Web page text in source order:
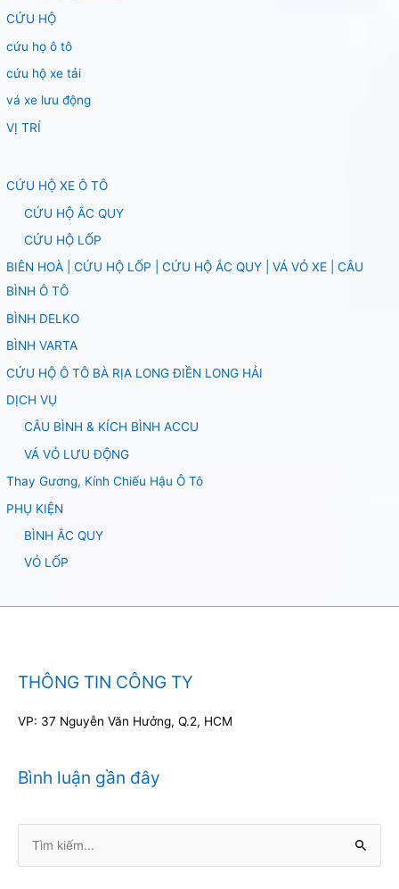
CỨU HỘ
cứu họ ô tô
cứu hộ xe tải
vá xe lưu động
VỊ TRÍ
CỨU HỘ XE Ô TÔ
CỨU HỘ ẮC QUY
CỨU HỘ LỐP
BIÊN HOÀ | CỨU HỘ LỐP | CỨU HỘ ẮC QUY | VÁ VỎ XE | CÂU
BÌNH Ô TÔ
BÌNH DELKO
BÌNH VARTA
CỨU HỘ Ô TÔ BÀ RỊA LONG ĐIỀN LONG HẢI
DỊCH VỤ
CÂU BÌNH & KÍCH BÌNH ACCU
VÁ VỎ LƯU ĐỘNG
Thay Gương, Kính Chiếu Hậu Ô Tô
PHỤ KIỆN
BÌNH ẮC QUY
VỎ LỐP
THÔNG TIN CÔNG TY
VP: 37 Nguyễn Văn Hưởng, Q.2, HCM
Bình luận gần đây
kiếm: